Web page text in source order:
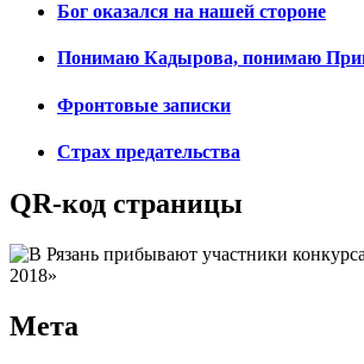
Бог оказался на нашей стороне
Понимаю Кадырова, понимаю
Фронтовые записки
Страх предательства
QR-код страницы
Мета